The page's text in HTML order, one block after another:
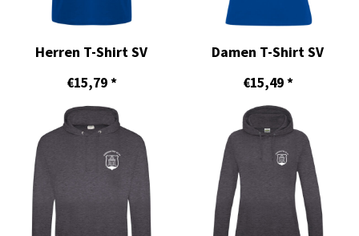
Herren T-Shirt SV
€15,79*
Damen T-Shirt SV
€15,49*